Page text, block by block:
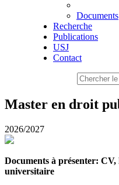
Documents
Recherche
Publications
USJ
Contact
Master en droit
2026/2027
Documents à présenter:
universitaire